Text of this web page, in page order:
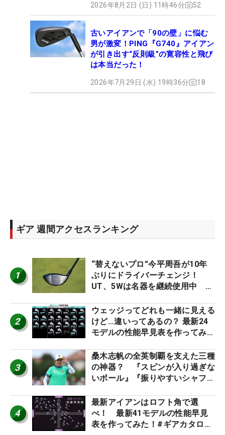
2026年8月2日 (日) 11時46分 52
古いアイアンで「90の壁」に悩む
男が激変！PING『G740』アイアン
が引き出す“反則級”の寛容性と飛び
は本当だった！
2026年7月29日 (水) 19時36分 18
ギア 週間アクセスランキング
1
“替えないプロ”今平周吾が10年
ぶりにドライバーチェンジ！
UT、5Wは名器を継続使用中 #
2
ウェッジってどれも一緒に見える
けど…違いってあるの？ 最新24
モデルの性能早見表を作ってみ
3
桑木志帆の全英制覇を支えた三種
の神器？ 『スピンが入り過ぎな
いボール』『振りやすいシャフ
ー』 #女子プロセッティング
4
最新アイアンはロフト角で選
べ！ 最新41モデルの性能早見
表を作ってみた！#ギアカタログ